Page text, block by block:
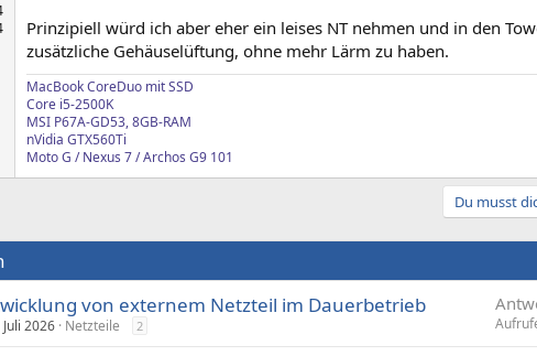
Prinzipiell würd ich aber eher ein leises NT nehmen und in den
zusätzliche Gehäuselüftung, ohne mehr Lärm zu haben.
MacBook CoreDuo mit SSD
Core i5-2500K
MSI P67A-GD53, 8GB-RAM
nVidia GTX560Ti
Moto G / Nexus 7 / Archos G9 101
Du musst
von externem Netzteil im Dauerbetrieb
Juli 2026 Netzteile 2